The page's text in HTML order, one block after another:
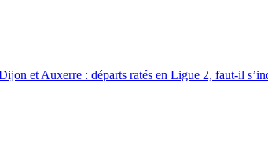
et Auxerre : départs ratés en Ligue 2, faut-il